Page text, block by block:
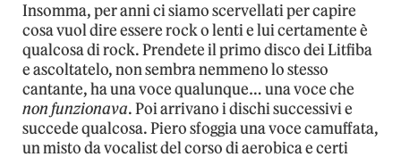
Insomma, per anni ci siamo scervellati per capire
cosa vuol dire essere rock o lenti e lui certamente è
qualcosa di rock. Prendete il primo disco dei Litfiba
e ascoltatelo, non sembra nemmeno lo stesso
cantante, ha una voce qualunque… una voce che
non funzionava. Poi arrivano i dischi successivi e
succede qualcosa. Piero sfoggia una voce camuffata,
un misto da vocalist del corso di aerobica e certi